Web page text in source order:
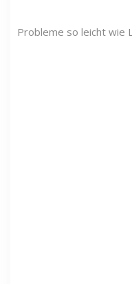
Probleme so leicht wie